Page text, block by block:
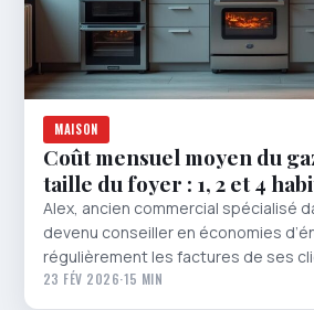
MAISON
Coût mensuel moyen du
taille du foyer : 1, 2 et 4
Alex, ancien commercial spécialisé
devenu conseiller en économies
régulièrement les factures de ses
23 FÉV 2026·15 MIN